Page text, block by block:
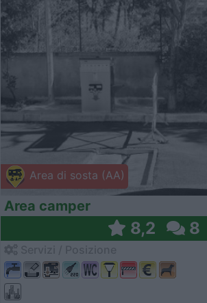
Area di sosta (AA)
Area camper
8,2 8